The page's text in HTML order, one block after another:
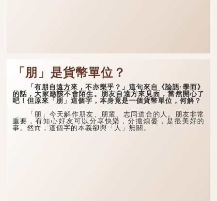
「朋」是貨幣單位？
「有朋自遠方來，不亦樂乎？」這句來自《論語·學而》
的話，大家應該不會陌生。朋友自遠方來見面，當然開心了
吧！但原來「朋」這個字，本身竟是一個貨幣單位，何解？
「朋」今天解作朋友、朋輩、志同道合的人。朋友非常
重要，有知心好友可以分享快樂，分擔煩憂，是很美好的
事。然而，這個字的本義卻與「人」無關。